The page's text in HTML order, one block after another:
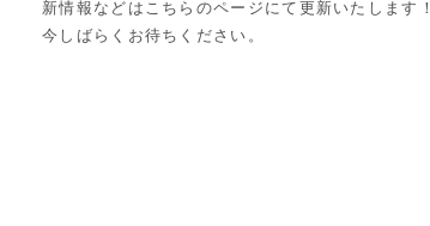
新情報などはこちらのページにて更新いたします！
今しばらくお待ちください。